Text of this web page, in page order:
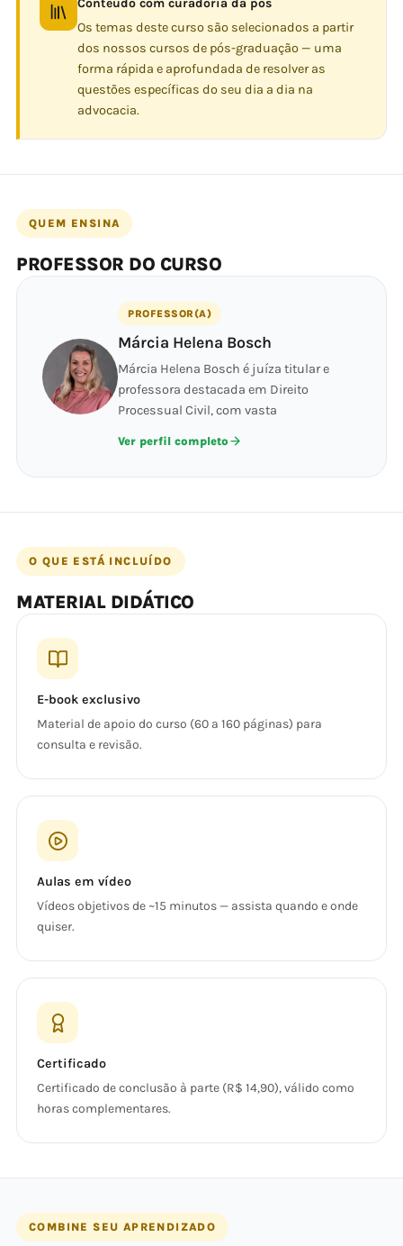
Conteúdo com curadoria da pós
Os temas deste curso são selecionados a partir
dos nossos cursos de pós-graduação — uma
forma rápida e aprofundada de resolver as
questões específicas do seu dia a dia na
advocacia.
QUEM ENSINA
PROFESSOR DO CURSO
PROFESSOR(A)
Márcia Helena Bosch
Márcia Helena Bosch é juíza titular e
professora destacada em Direito
Processual Civil, com vasta
Ver perfil completo
O QUE ESTÁ INCLUÍDO
MATERIAL DIDÁTICO
E-book exclusivo
Material de apoio do curso (60 a 160 páginas) para
consulta e revisão.
Aulas em vídeo
Vídeos objetivos de ~15 minutos — assista quando e onde
quiser.
Certificado
Certificado de conclusão à parte (R$ 14,90), válido como
horas complementares.
COMBINE SEU APRENDIZADO